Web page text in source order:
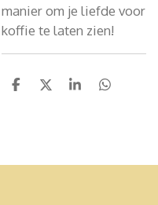
manier om je liefde voor
koffie te laten zien!
D
D
S
D